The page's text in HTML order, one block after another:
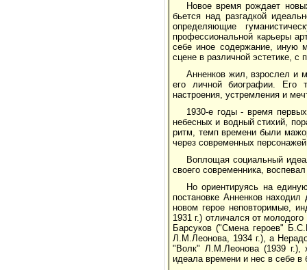
Новое время рождает
бьется над разгадкой
определяющие
профессиональной карьеры
себе иное содержание, иную
сцене в различной эстетике,
Анненков жил, взрослел и
его личной биографии. Его
настроения, устремления и
1930-е годы - время первых
небесных и водный стихий,
ритм, темп времени были
через современных
Воплощая социальный
своего современника,
Но ориентируясь на
постановке Анненков
новом герое неповторимые,
1931 г.) отличался от
Барсуков ("Смена героев"
Л.М.Леонова, 1934 г.), а
"Волк" Л.М.Леонова (1939 г.),
идеала времени и нес в себе в